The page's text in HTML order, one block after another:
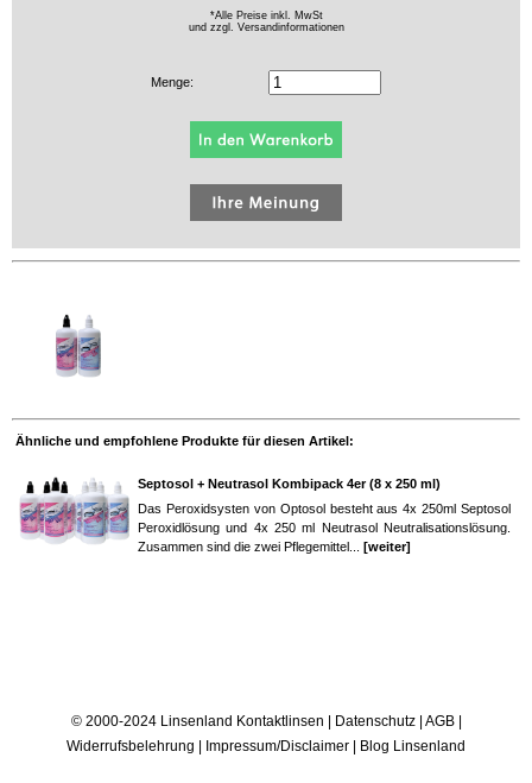
*Alle Preise inkl. MwSt
und zzgl. Versandinformationen
Menge:
Ähnliche und empfohlene Produkte für diesen Artikel:
Septosol + Neutrasol Kombipack 4er (8 x 250 ml)
Das Peroxidsysten von Optosol besteht aus 4x 250ml Septosol
Peroxidlösung und 4x 250 ml Neutrasol Neutralisationslösung.
Zusammen sind die zwei Pflegemittel... [weiter]
© 2000-2024 Linsenland Kontaktlinsen | Datenschutz| AGB|
Widerrufsbelehrung | Impressum/Disclaimer | Blog Linsenland